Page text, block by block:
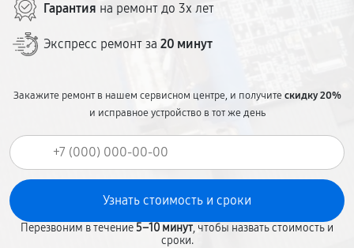
Гарантия на ремонт до 3х лет
Экспресс ремонт за 20 минут
Закажите ремонт в нашем сервисном центре, и получитескидку 20%
и исправное устройство в тот же день
Перезвоним в течение5–10 минут, чтобы назвать стоимость и
сроки.